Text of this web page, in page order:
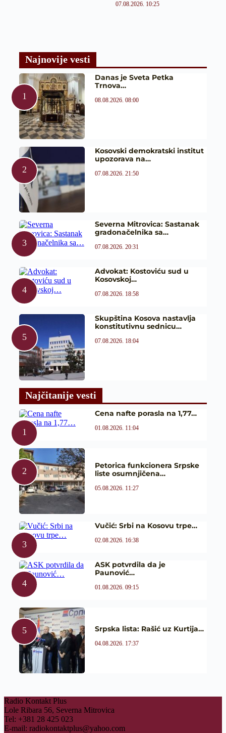
07.08.2026. 10:25
Najnovije vesti
Danas je Sveta Petka
Trnova…
08.08.2026. 08:00
Kosovski demokratski institut
upozorava na…
07.08.2026. 21:50
Severna Mitrovica: Sastanak
gradonačelnika sa…
07.08.2026. 20:31
Advokat: Kostoviću sud u
Kosovskoj…
07.08.2026. 18:58
Skupština Kosova nastavlja
konstitutivnu sednicu…
07.08.2026. 18:04
Najčitanije vesti
Cena nafte porasla na 1,77…
01.08.2026. 11:04
Petorica funkcionera Srpske
liste osumnjičena…
05.08.2026. 11:27
Vučić: Srbi na Kosovu trpe…
02.08.2026. 16:38
ASK potvrdila da je
Paunović…
01.08.2026. 09:15
Srpska lista: Rašić uz Kurtija…
04.08.2026. 17:37
Radio Kontakt Plus
Lole Ribara 56, Severna Mitrovica
Tel: +381 28 425 023
E-mail: radiokontaktplus@yahoo.com